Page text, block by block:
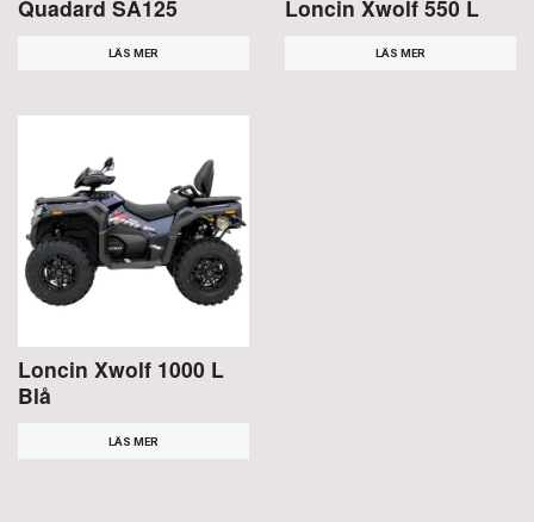
Quadard SA125
LÄS MER
Loncin Xwolf 550 L
LÄS MER
Loncin Xwolf 1000 L
Blå
LÄS MER